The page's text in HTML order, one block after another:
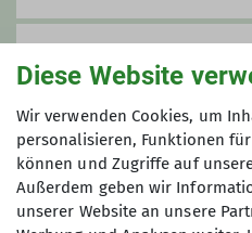
14.10.2025
Maximale
8
Diese Website
Wir verwenden Cookies, um
personalisieren, Funktionen
können und Zugriffe auf
Außerdem geben wir
unserer Website an unsere